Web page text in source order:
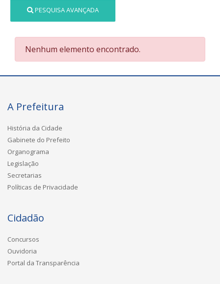
PESQUISA AVANÇADA
Nenhum elemento encontrado.
A Prefeitura
História da Cidade
Gabinete do Prefeito
Organograma
Legislação
Secretarias
Políticas de Privacidade
Cidadão
Concursos
Ouvidoria
Portal da Transparência